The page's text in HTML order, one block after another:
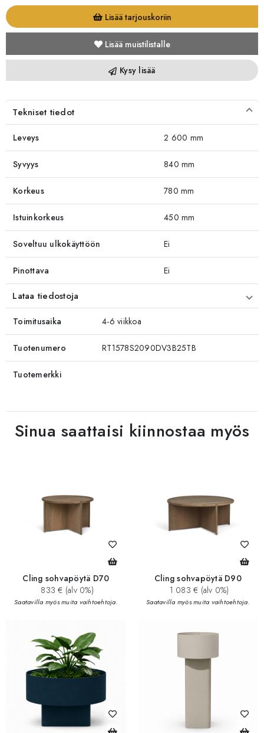
Lisää tarjouskoriin
Lisää muistilistalle
Kysy lisää
Tekniset tiedot
Leveys 2 600 mm
Syvyys 840 mm
Korkeus 780 mm
Istuinkorkeus 450 mm
Soveltuu ulkokäyttöön Ei
Pinottava Ei
Lataa tiedostoja
Toimitusaika 4-6 viikkoa
Tuotenumero RT1578S2090DV3B25TB
Tuotemerkki
Sinua saattaisi kiinnostaa myös
Cling sohvapöytä D70
833 € (alv 0%)
Saatavilla myös muita vaihtoehtoja.
Cling sohvapöytä D90
1 083 € (alv 0%)
Saatavilla myös muita vaihtoehtoja.